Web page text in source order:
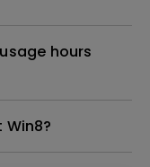
hours
Win8?